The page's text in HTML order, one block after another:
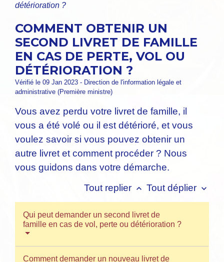
détérioration ?
COMMENT OBTENIR UN
SECOND LIVRET DE FAMILLE
EN CAS DE PERTE, VOL OU
DÉTÉRIORATION ?
Vérifié le 09 Jan 2023 - Direction de l'information légale et
administrative (Première ministre)
Vous avez perdu votre livret de famille, il
vous a été volé ou il est détérioré, et vous
voulez savoir si vous pouvez obtenir un
autre livret et comment procéder ? Nous
vous guidons dans votre démarche.
Tout replier keyboard_arrow_up Tout déplier keyboard_arrow_down
Qui peut demander un second livret de
famille en cas de vol, perte ou détérioration ?
Comment demander un nouveau livret de